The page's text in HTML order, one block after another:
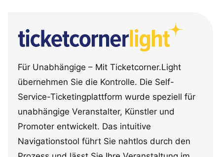
Für Unabhängige – Mit Ticketcorner.Light
übernehmen Sie die Kontrolle. Die Self-
Service-Ticketingplattform wurde speziell für
unabhängige Veranstalter, Künstler und
Promoter entwickelt. Das intuitive
Navigationstool führt Sie nahtlos durch den